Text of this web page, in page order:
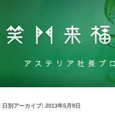
日別アーカイブ:2013年5月9日